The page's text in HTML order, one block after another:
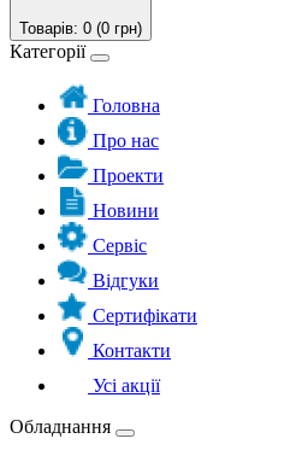
Товарів: 0 (0 грн)
Категорії
Головна
Про нас
Проекти
Новини
Сервіс
Відгуки
Сертифікати
Контакти
Усі акції
Обладнання